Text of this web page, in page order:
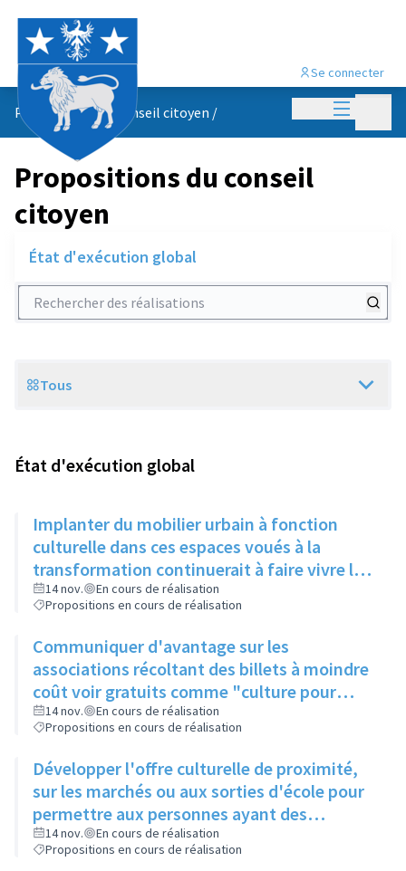
Menu
Se connecter
Propositions du conseil citoyen /
Propositions du conseil
citoyen
État d'exécution global
Rechercher des réalisations
Scope
Tous
État d'exécution global
Implanter du mobilier urbain à fonction
culturelle dans ces espaces voués à la
transformation continuerait à faire vivre le
secteur
14 nov.
En cours de réalisation
Propositions en cours de réalisation
Communiquer d'avantage sur les
associations récoltant des billets à moindre
coût voir gratuits comme "culture pour
tous" et faire connaitre le PASS Culture
14 nov.
En cours de réalisation
Propositions en cours de réalisation
Développer l'offre culturelle de proximité,
sur les marchés ou aux sorties d'école pour
permettre aux personnes ayant des
problèmes de mobilité d'avoir accès à la
culture
14 nov.
En cours de réalisation
Propositions en cours de réalisation